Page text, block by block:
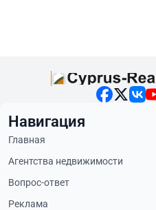
Навигация
Главная
Агентства недвижимости
Вопрос-ответ
Реклама